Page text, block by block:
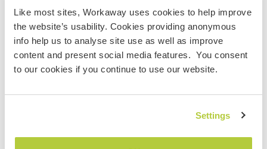
Like most sites, Workaway uses cookies to help improve
the website’s usability. Cookies providing anonymous
info help us to analyse site use as well as improve
content and present social media features. You consent
to our cookies if you continue to use our website.
Settings